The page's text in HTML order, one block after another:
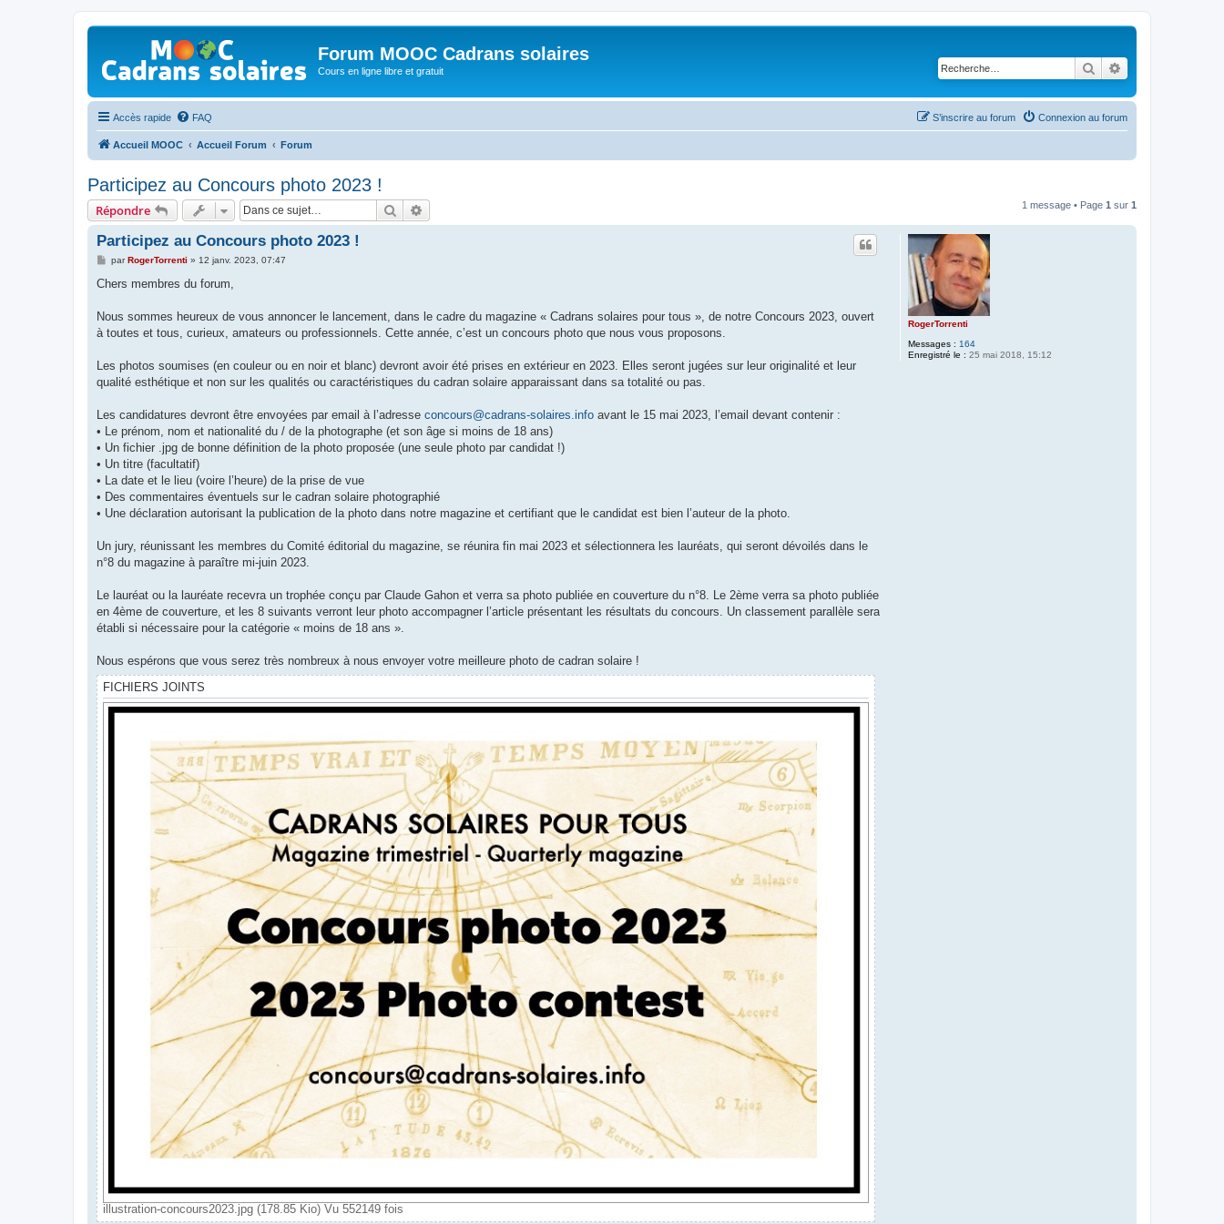
Forum MOOC Cadrans solaires
Cours en ligne libre et gratuit Rechercher
Accès rapide FAQ Connexion au forum
S’inscrire au forum
Accueil MOOC Accueil Forum Forum
Participez au Concours photo 2023 !
Répondre Rechercher 1 message • Page 1 sur 1
RogerTorrenti
Messages : 164
Enregistré le : 25 mai 2018, 15:12
Participez au Concours photo 2023 !
M
s
g
parRogerTorrenti » 12 janv. 2023, 07:47
Chers membres du forum,
Nous sommes heureux de vous annoncer le lancement, dans le cadre du magazine « Cadrans solaires pour tous », de notre Concours 2023, ouvert
à toutes et tous, curieux, amateurs ou professionnels. Cette année, c’est un concours photo que nous vous proposons.
Les photos soumises (en couleur ou en noir et blanc) devront avoir été prises en extérieur en 2023. Elles seront jugées sur leur originalité et leur
qualité esthétique et non sur les qualités ou caractéristiques du cadran solaire apparaissant dans sa totalité ou pas.
Les candidatures devront être envoyées par email à l’adresse concours@cadrans-solaires.info avant le 15 mai 2023, l’email devant contenir :
• Le prénom, nom et nationalité du / de la photographe (et son âge si moins de 18 ans)
• Un fichier .jpg de bonne définition de la photo proposée (une seule photo par candidat !)
• Un titre (facultatif)
• La date et le lieu (voire l’heure) de la prise de vue
• Des commentaires éventuels sur le cadran solaire photographié
• Une déclaration autorisant la publication de la photo dans notre magazine et certifiant que le candidat est bien l’auteur de la photo.
Un jury, réunissant les membres du Comité éditorial du magazine, se réunira fin mai 2023 et sélectionnera les lauréats, qui seront dévoilés dans le
n°8 du magazine à paraître mi-juin 2023.
Le lauréat ou la lauréate recevra un trophée conçu par Claude Gahon et verra sa photo publiée en couverture du n°8. Le 2ème verra sa photo publiée
en 4ème de couverture, et les 8 suivants verront leur photo accompagner l’article présentant les résultats du concours. Un classement parallèle sera
établi si nécessaire pour la catégorie « moins de 18 ans ».
Nous espérons que vous serez très nombreux à nous envoyer votre meilleure photo de cadran solaire !
FICHIERS JOINTS
illustration-concours2023.jpg (178.85 Kio) Vu 552149 fois